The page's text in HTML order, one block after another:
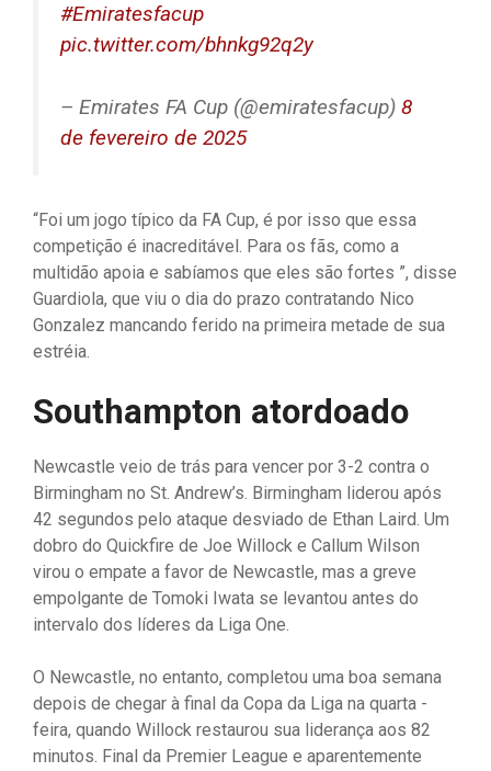
#Emiratesfacup
pic.twitter.com/bhnkg92q2y
– Emirates FA Cup (@emiratesfacup) 8
de fevereiro de 2025
“Foi um jogo típico da FA Cup, é por isso que essa
competição é inacreditável. Para os fãs, como a
multidão apoia e sabíamos que eles são fortes ”, disse
Guardiola, que viu o dia do prazo contratando Nico
Gonzalez mancando ferido na primeira metade de sua
estréia.
Southampton atordoado
Newcastle veio de trás para vencer por 3-2 contra o
Birmingham no St. Andrew’s. Birmingham liderou após
42 segundos pelo ataque desviado de Ethan Laird. Um
dobro do Quickfire de Joe Willock e Callum Wilson
virou o empate a favor de Newcastle, mas a greve
empolgante de Tomoki Iwata se levantou antes do
intervalo dos líderes da Liga One.
O Newcastle, no entanto, completou uma boa semana
depois de chegar à final da Copa da Liga na quarta -
feira, quando Willock restaurou sua liderança aos 82
minutos. Final da Premier League e aparentemente